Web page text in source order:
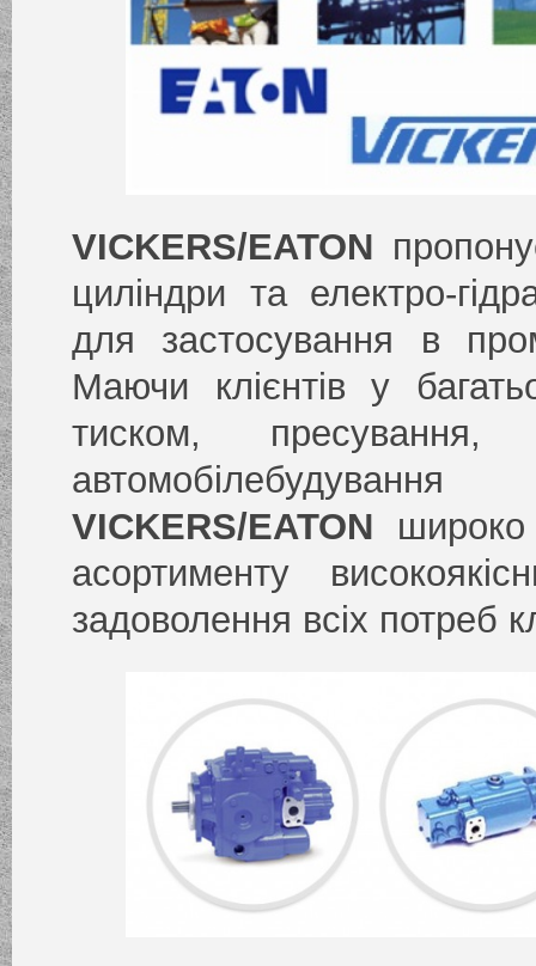
VICKERS/EATON
циліндри та електро-
для застосування в
Маючи клієнтів у
тиском, пресування,
VICKERS/EATON широко
асортименту
задоволення всіх потреб